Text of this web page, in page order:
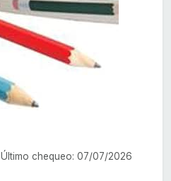
Último chequeo: 07/07/2026